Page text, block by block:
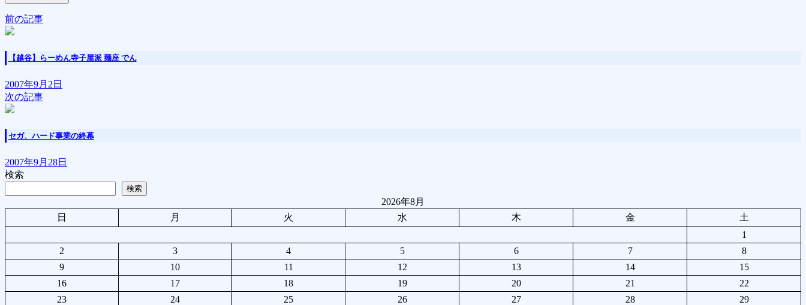
前の記事
【越谷】らーめん寺子屋派 麺座 でん
2007年9月2日
次の記事
セガ、ハード事業の終幕
2007年9月28日
検索
検索
2026年8月
日
月 火 水 木 金
土
1
2
3 4 5 6 7
8
9
10 11 12 13 14
15
16
17 18 19 20 21
22
23
24 25 26 27 28
29